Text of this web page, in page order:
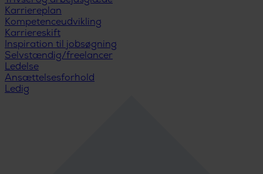
Karriereplan
Kompetenceudvikling
Karriereskift
Inspiration til jobsøgning
Selvstændig/freelancer
Ledelse
Ansættelsesforhold
Ledig